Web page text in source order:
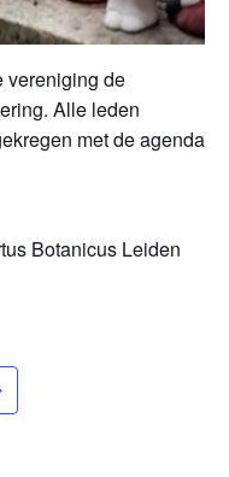
vereniging de
Alle leden
met de agenda
Botanicus Leiden